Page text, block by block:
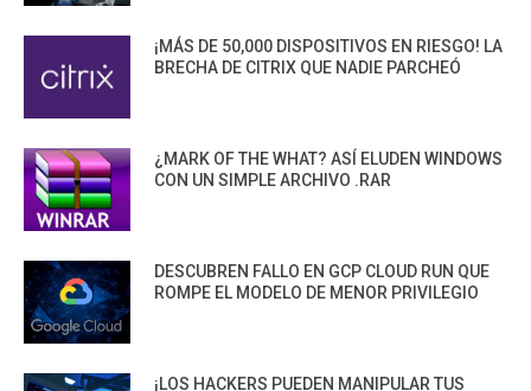
¡MÁS DE 50,000 DISPOSITIVOS EN RIESGO! LA
BRECHA DE CITRIX QUE NADIE PARCHEÓ
¿MARK OF THE WHAT? ASÍ ELUDEN WINDOWS
CON UN SIMPLE ARCHIVO .RAR
DESCUBREN FALLO EN GCP CLOUD RUN QUE
ROMPE EL MODELO DE MENOR PRIVILEGIO
¡LOS HACKERS PUEDEN MANIPULAR TUS